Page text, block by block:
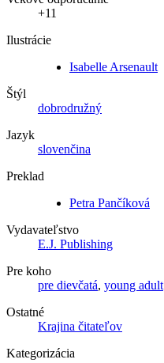
+11
Ilustrácie
Isabelle Arsenault
Štýl
dobrodružný
Jazyk
slovenčina
Preklad
Petra Pančíková
Vydavateľstvo
E.J. Publishing
Pre koho
pre dievčatá, young adult
Ostatné
Krajina čitateľov
Kategorizácia